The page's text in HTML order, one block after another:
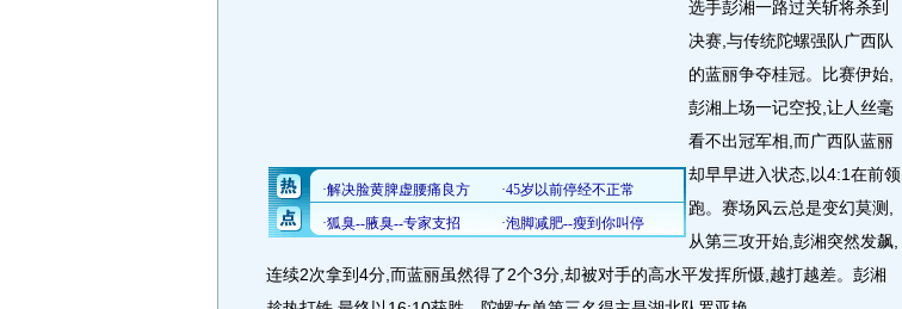
选手彭湘一路过关斩将杀到
决赛,与传统陀螺强队广西队
的蓝丽争夺桂冠。比赛伊始,
彭湘上场一记空投,让人丝毫
看不出冠军相,而广西队蓝丽
却早早进入状态,以4:1在前领
跑。赛场风云总是变幻莫测,
从第三攻开始,彭湘突然发飙,
连续2次拿到4分,而蓝丽虽然得了2个3分,却被对手的高水平发挥所慑,越打越差。彭湘